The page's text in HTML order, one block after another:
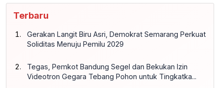
Terbaru
Gerakan Langit Biru Asri, Demokrat Semarang Perkuat
Soliditas Menuju Pemilu 2029
Tegas, Pemkot Bandung Segel dan Bekukan Izin
Videotron Gegara Tebang Pohon untuk Tingkatka...